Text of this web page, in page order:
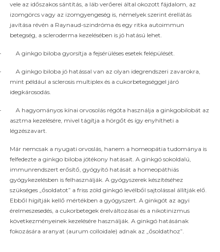
vele az időszakos sántítás, a láb verőerei által okozott fájdalom, az
izomgörcs vagy az izomgyengeség is, némelyek szerint érellátás
javítása révén a Raynaud-szindróma és egy ritka autoimmun
betegség, a scleroderma kezelésében is jó hatású lehet.
A ginkgo biloba gyorsítja a fejsérüléses esetek felépülését.
A ginkgo biloba jó hatással van az olyan idegrendszeri zavarokra,
mint például a sclerosis multiplex és a cukorbetegséggel járó
idegkárosodás.
A hagyományos kínai orvosolás régóta használja a ginkgobilobát az
asztma kezelésére, mivel tágítja a hörgőt és így enyhítheti a
légzészavart.
Már nemcsak a nyugati orvoslás, hanem a homeopátia tudománya is
felfedezte a ginkgo biloba jótékony hatásait. A ginkgó sokoldalú,
immunrendszert erősítő, gyógyító hatását a homeopáthiás
gyógykezelésben is felhasználják. A gyógyszerek készítéséhez
szükséges „ősoldatot” a friss zöld ginkgó levélből sajtolással állítják elő.
Ebből hígítják kellő mértékben a gyógyszert. A ginkgót az agyi
érelmeszesedés, a cukorbetegek érelváltozásai és a nikotinizmus
következményeinek kezelésére használják. A ginkgó hatásának
fokozására aranyat (aurum colloidale) adnak az „ősoldathoz”.